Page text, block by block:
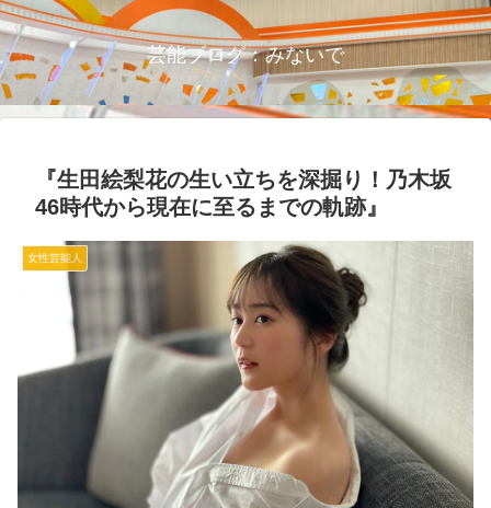
芸能ブログ：みないで
『生田絵梨花の生い立ちを深掘り！乃木坂
46時代から現在に至るまでの軌跡』
女性芸能人